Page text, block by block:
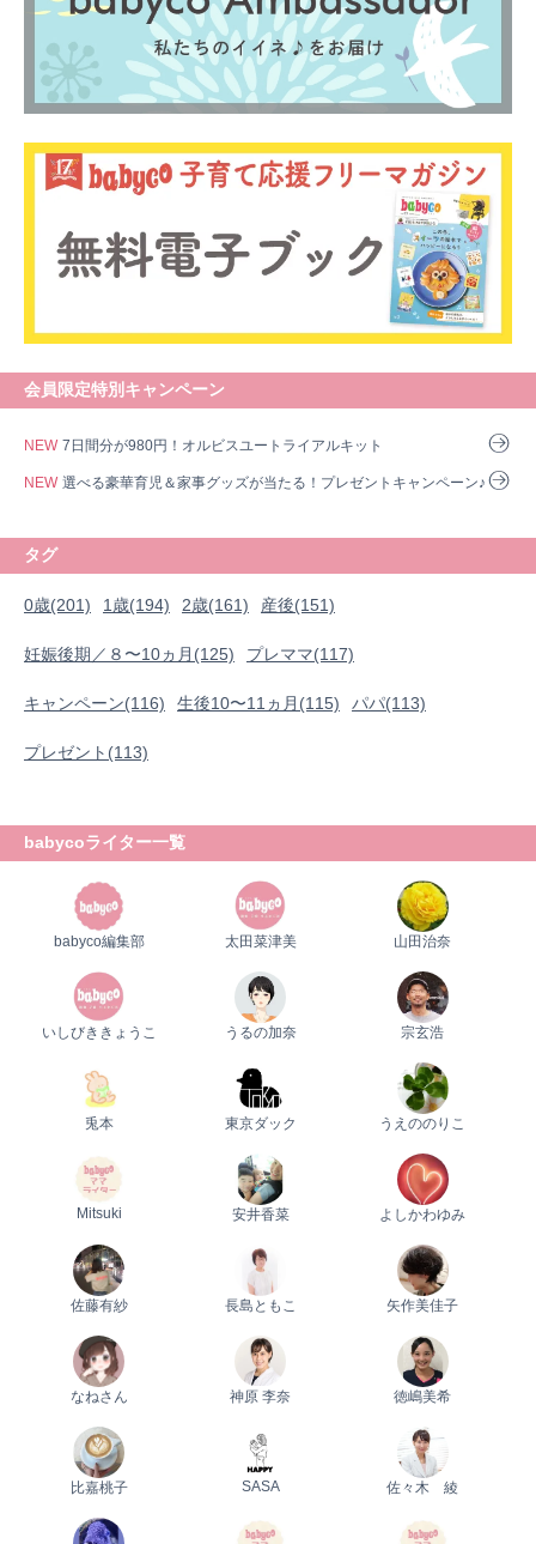
会員限定特別キャンペーン
NEW 7日間分が980円！オルビスユートライアルキット
NEW 選べる豪華育児＆家事グッズが当たる！プレゼントキャンペーン♪
タグ
0歳(201) 1歳(194) 2歳(161) 産後(151)
妊娠後期／８〜10ヵ月(125) プレママ(117)
キャンペーン(116) 生後10〜11ヵ月(115) パパ(113)
プレゼント(113)
babycoライター一覧
babyco編集部 太田菜津美 山田治奈
いしびききょうこ うるの加奈 宗玄浩
兎本 東京ダック うえののりこ
Mitsuki 安井香菜 よしかわゆみ
佐藤有紗 長島ともこ 矢作美佳子
なねさん 神原 李奈 徳嶋美希
比嘉桃子 SASA 佐々木 綾
0歳 1歳 産後
妊娠後期／８〜10ヵ月
プレゼント